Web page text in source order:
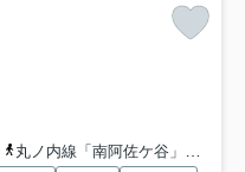
丸ノ内線「南阿佐ケ谷」駅 徒歩17分